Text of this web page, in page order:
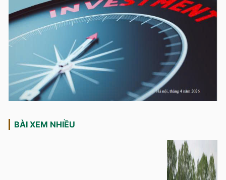
BÀI XEM NHIỀU